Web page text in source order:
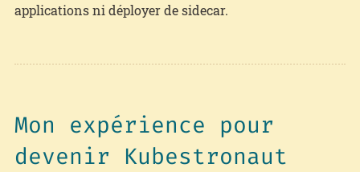
applications ni déployer de sidecar.
Mon expérience pour
devenir Kubestronaut